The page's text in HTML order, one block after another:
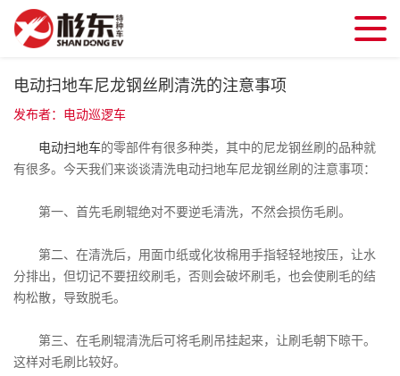
电动扫地车尼龙钢丝刷清洗的注意事项
发布者：电动巡逻车
电动扫地车的零部件有很多种类，其中的尼龙钢丝刷的品种就
有很多。今天我们来谈谈清洗电动扫地车尼龙钢丝刷的注意事项：
第一、首先毛刷辊绝对不要逆毛清洗，不然会损伤毛刷。
第二、在清洗后，用面巾纸或化妆棉用手指轻轻地按压，让水
分排出，但切记不要扭绞刷毛，否则会破坏刷毛，也会使刷毛的结
构松散，导致脱毛。
第三、在毛刷辊清洗后可将毛刷吊挂起来，让刷毛朝下晾干。
这样对毛刷比较好。